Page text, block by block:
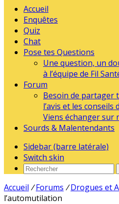
Accueil
Enquêtes
Quiz
Chat
Pose tes Questions
Une question, un
à l’équipe de Fil
Forum
Besoin de partager
l’avis et les conseils
Viens échanger sur
Sourds & Malentendants
Sidebar (barre latérale)
Switch skin
Accueil / Forums / Drogues et
l’automutilation